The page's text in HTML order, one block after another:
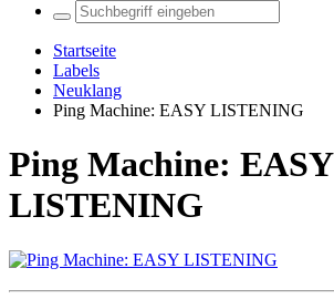
Startseite
Labels
Neuklang
Ping Machine: EASY LISTENING
Ping Machine: EASY
LISTENING